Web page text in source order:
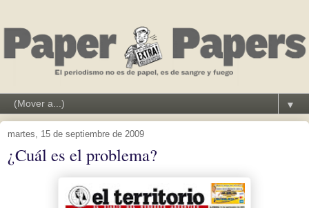
▼
martes, 15 de septiembre de 2009
¿Cuál es el problema?